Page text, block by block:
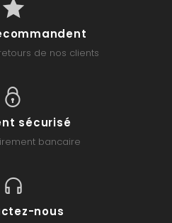
de nos clients
sécurisé
bancaire
nous